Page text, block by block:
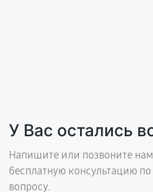
У Вас остались
Напишите или позвоните
бесплатную консультацию
вопросу.